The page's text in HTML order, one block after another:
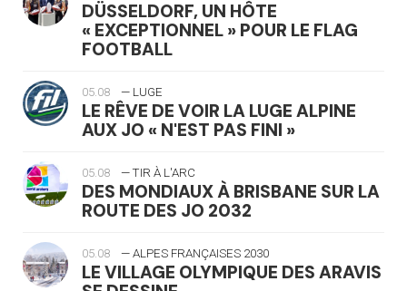
DÜSSELDORF, UN HÔTE
« EXCEPTIONNEL » POUR LE FLAG
FOOTBALL
05.08 — LUGE
LE RÊVE DE VOIR LA LUGE ALPINE
AUX JO « N'EST PAS FINI »
05.08 — TIR À L'ARC
DES MONDIAUX À BRISBANE SUR LA
ROUTE DES JO 2032
05.08 — ALPES FRANÇAISES 2030
LE VILLAGE OLYMPIQUE DES ARAVIS